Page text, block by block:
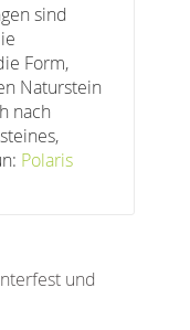
sind
Form,
Naturstein
nach
Polaris
und